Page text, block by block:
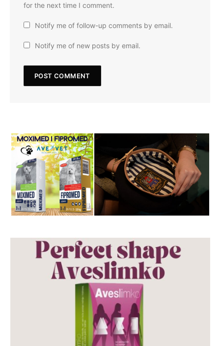
for the next time I comment.
Notify me of follow-up comments by email.
Notify me of new posts by email.